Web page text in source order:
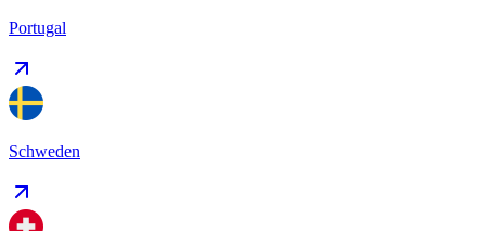
Portugal
Schweden